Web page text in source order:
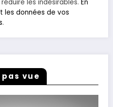
les indésirables. En
les données de vos
.
vue